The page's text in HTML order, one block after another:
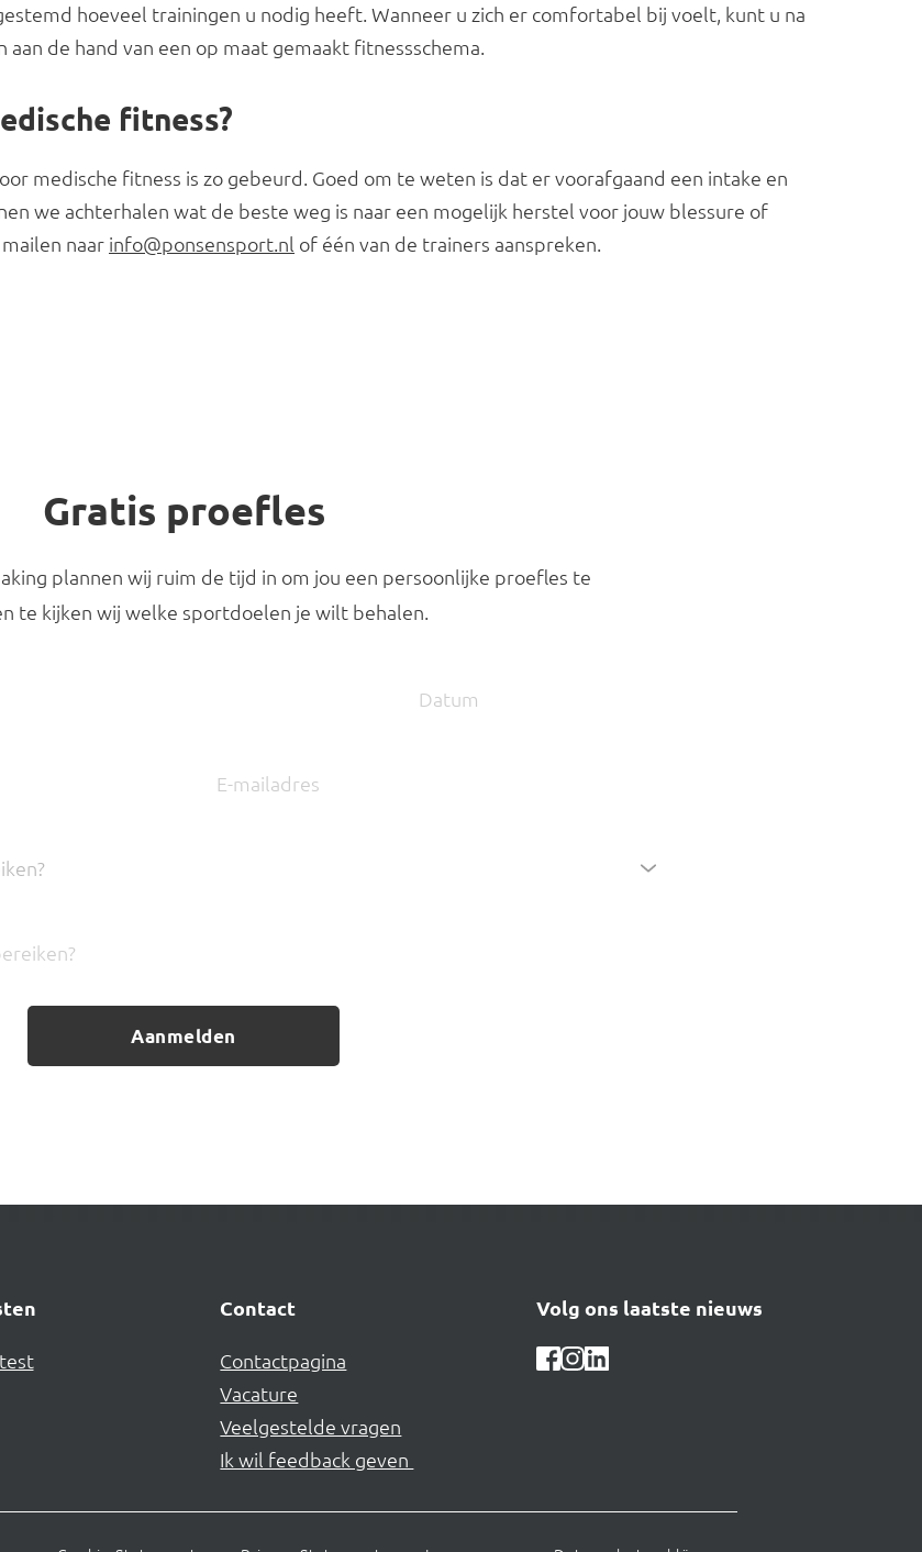
hoeveel trainingen u nodig heeft. Wanneer u zich er comfortabel bij voelt, kunt u na
de hand van een op maat gemaakt fitnessschema.
fitness?
medische fitness is zo gebeurd. Goed om te weten is dat er voorafgaand een intake en
we achterhalen wat de beste weg is naar een mogelijk herstel voor jouw blessure of
naar info@ponsensport.nl of één van de trainers aanspreken.
Gratis proefles
plannen wij ruim de tijd in om jou een persoonlijke proefles te
te kijken wij welke sportdoelen je wilt behalen.
Aanmelden
Contact
Contactpagina
Vacature
Veelgestelde vragen
Ik wil feedback geven
Volg ons laatste nieuws